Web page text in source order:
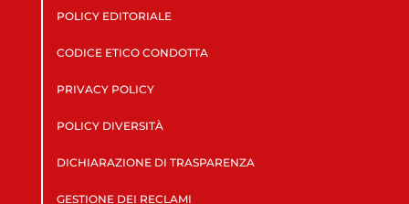
POLICY EDITORIALE
CODICE ETICO CONDOTTA
PRIVACY POLICY
POLICY DIVERSITÀ
DICHIARAZIONE DI TRASPARENZA
GESTIONE DEI RECLAMI